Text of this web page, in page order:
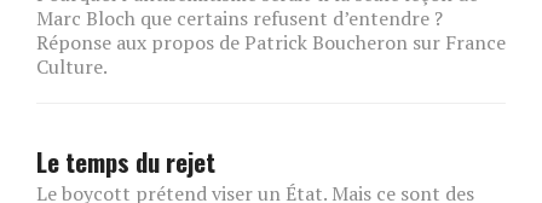
Marc Bloch que certains refusent d’entendre ?
Réponse aux propos de Patrick Boucheron sur France
Culture.
Le temps du rejet
Le boycott prétend viser un État. Mais ce sont des